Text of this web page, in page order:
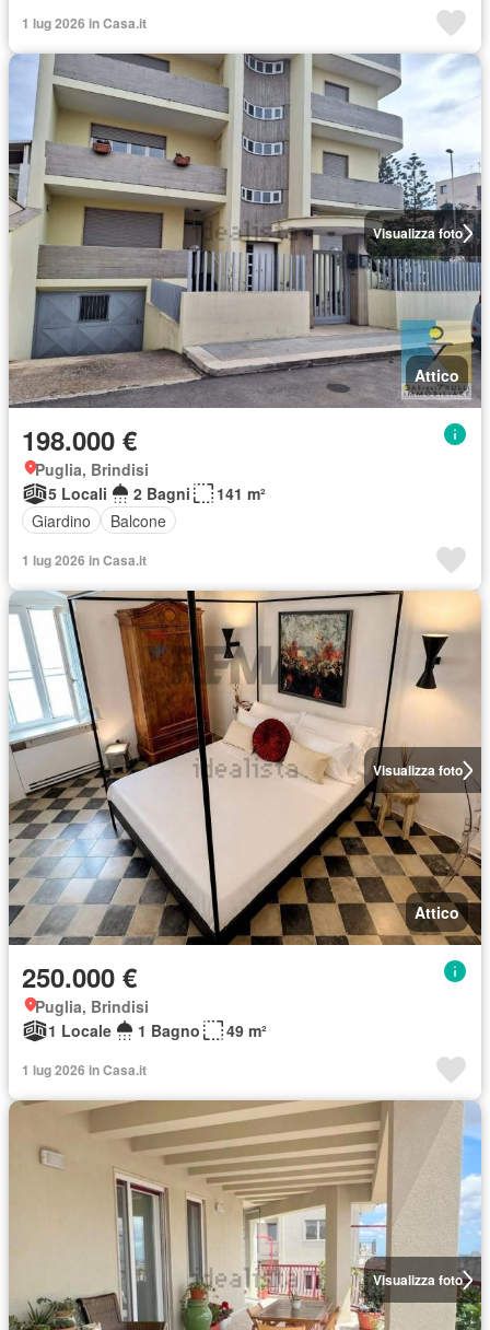
1 lug 2026 in Casa.it
Visualizza foto
Attico
198.000 €
Puglia, Brindisi
5 Locali
2 Bagni
141 m²
Giardino
Balcone
1 lug 2026 in Casa.it
Visualizza foto
Attico
250.000 €
Puglia, Brindisi
1 Locale
1 Bagno 49 m²
1 lug 2026 in Casa.it
Visualizza foto